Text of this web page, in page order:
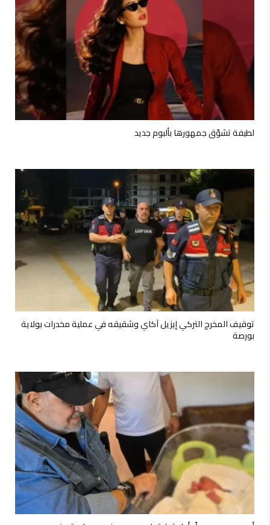
لطيفة تشوّق جمهورها بألبوم جديد
توقيف المخرج التركي إيزيل آكاي وشقيقه في عملية مخدرات بولاية
بورصة